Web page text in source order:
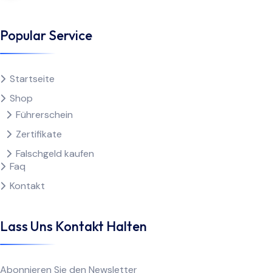
Popular Service
Startseite
Shop
Führerschein
Zertifikate
Falschgeld kaufen
Faq
Kontakt
Lass Uns Kontakt Halten
Abonnieren Sie den Newsletter